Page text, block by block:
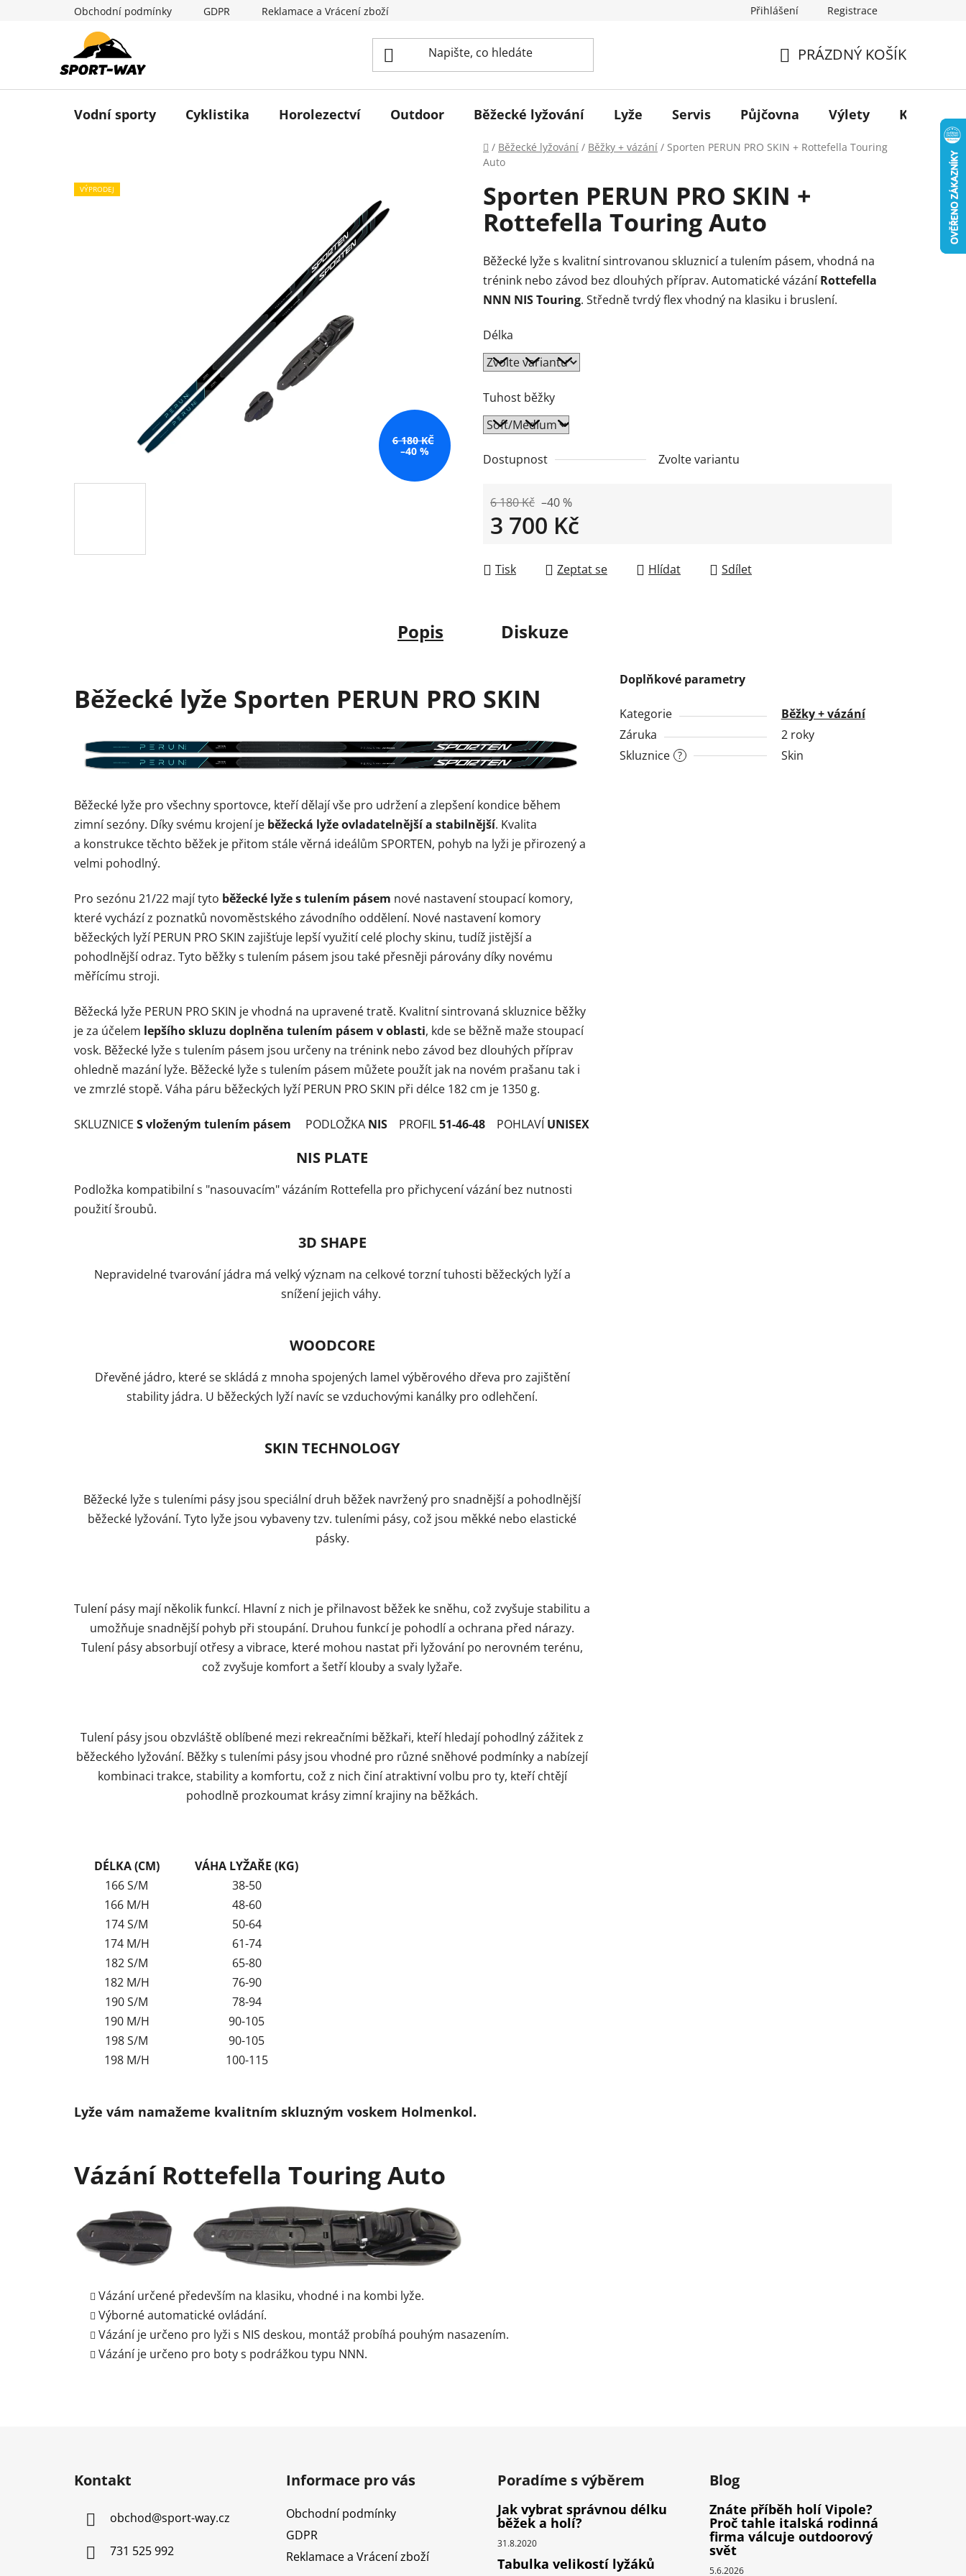
Obchodní podmínky GDPR Reklamace a Vrácení zboží Přihlášení Registrace
KOŠÍK
PRÁZDNÝ KOŠÍK
Vodní sporty Cyklistika Horolezectví Outdoor Běžecké lyžování Lyže Servis Půjčovna Výlety Kontakt
Domů
/ Běžecké lyžování / Běžky + vázání / Sporten PERUN PRO SKIN + Rottefella Touring
Auto
Sporten PERUN PRO SKIN +
Rottefella Touring Auto
Běžecké lyže s kvalitní sintrovanou skluznicí a tulením pásem, vhodná na
trénink nebo závod bez dlouhých příprav. Automatické vázáníRottefella
NNN NIS Touring. Středně tvrdý flex vhodný na klasiku i bruslení.
Délka
Tuhost běžky
Dostupnost Zvolte variantu
6 180 Kč –40 %
3 700 Kč
Tisk
Zeptat se Hlídat Sdílet
VÝPRODEJ
6 180 KČ
–40 %
Popis Diskuze
Běžecké lyže Sporten PERUN PRO SKIN
Běžecké lyže pro všechny sportovce, kteří dělají vše pro udržení a zlepšení kondice během
zimní sezóny. Díky svému krojení je běžecká lyže ovladatelnější a stabilnější. Kvalita
a konstrukce těchto běžek je přitom stále věrná ideálům SPORTEN, pohyb na lyži je přirozený a
velmi pohodlný.
Pro sezónu 21/22 mají tyto běžecké lyže s tulením pásem nové nastavení stoupací komory,
které vychází z poznatků novoměstského závodního oddělení. Nové nastavení komory
běžeckých lyží PERUN PRO SKIN zajišťuje lepší využití celé plochy skinu, tudíž jistější a
pohodlnější odraz. Tyto běžky s tulením pásem jsou také přesněji párovány díky novému
měřícímu stroji.
Běžecká lyže PERUN PRO SKIN je vhodná na upravené tratě. Kvalitní sintrovaná skluznice běžky
je za účelem lepšího skluzu doplněna tulením pásem v oblasti, kde se běžně maže stoupací
vosk. Běžecké lyže s tulením pásem jsou určeny na trénink nebo závod bez dlouhých příprav
ohledně mazání lyže. Běžecké lyže s tulením pásem můžete použít jak na novém prašanu tak i
ve zmrzlé stopě. Váha páru běžeckých lyží PERUN PRO SKIN při délce 182 cm je 1350 g.
SKLUZNICE S vloženým tulením pásem PODLOŽKA NIS PROFIL51-46-48 POHLAVÍ UNISEX
NIS PLATE
Podložka kompatibilní s "nasouvacím" vázáním Rottefella pro přichycení vázání bez nutnosti
použití šroubů.
3D SHAPE
Nepravidelné tvarování jádra má velký význam na celkové torzní tuhosti běžeckých lyží a
snížení jejich váhy.
WOODCORE
Dřevěné jádro, které se skládá z mnoha spojených lamel výběrového dřeva pro zajištění
stability jádra. U běžeckých lyží navíc se vzduchovými kanálky pro odlehčení.
SKIN TECHNOLOGY
Běžecké lyže s tuleními pásy jsou speciální druh běžek navržený pro snadnější a pohodlnější
běžecké lyžování. Tyto lyže jsou vybaveny tzv. tuleními pásy, což jsou měkké nebo elastické
pásky.
Tulení pásy mají několik funkcí. Hlavní z nich je přilnavost běžek ke sněhu, což zvyšuje stabilitu a
umožňuje snadnější pohyb při stoupání. Druhou funkcí je pohodlí a ochrana před nárazy.
Tulení pásy absorbují otřesy a vibrace, které mohou nastat při lyžování po nerovném terénu,
což zvyšuje komfort a šetří klouby a svaly lyžaře.
Tulení pásy jsou obzvláště oblíbené mezi rekreačními běžkaři, kteří hledají pohodlný zážitek z
běžeckého lyžování. Běžky s tuleními pásy jsou vhodné pro různé sněhové podmínky a nabízejí
kombinaci trakce, stability a komfortu, což z nich činí atraktivní volbu pro ty, kteří chtějí
pohodlně prozkoumat krásy zimní krajiny na běžkách.
DÉLKA (CM)
VÁHA LYŽAŘE (KG)
166 S/M
38-50
166 M/H
48-60
174 S/M
50-64
174 M/H
61-74
182 S/M
65-80
182 M/H
76-90
190 S/M
78-94
190 M/H
90-105
198 S/M
90-105
198 M/H
100-115
Lyže vám namažeme kvalitním skluzným voskem Holmenkol.
Vázání Rottefella Touring Auto
Vázání určené především na klasiku, vhodné i na kombi lyže.
Výborné automatické ovládání.
Vázání je určeno pro lyži s NIS deskou, montáž probíhá pouhým nasazením.
Vázání je určeno pro boty s podrážkou typu NNN.
Doplňkové parametry
Kategorie
Běžky + vázání
Záruka
2 roky
?
Skluznice Skin
Kontakt
obchod@sport-way.cz
731 525 992
Informace pro vás
Obchodní podmínky
GDPR
Reklamace a Vrácení zboží
Poradíme s výběrem
Jak vybrat správnou délku
běžek a holí?
31.8.2020
Tabulka velikostí lyžáků
Blog
Znáte příběh holí Vipole?
Proč tahle italská rodinná
firma válcuje outdoorový
svět
5.6.2026